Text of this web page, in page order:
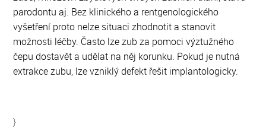
parodontu aj. Bez klinického a rentgenologického
vyšetření proto nelze situaci zhodnotit a stanovit
možnosti léčby. Často lze zub za pomoci výztužného
čepu dostavět a udělat na něj korunku. Pokud je nutná
extrakce zubu, lze vzniklý defekt řešit implantologicky.
}